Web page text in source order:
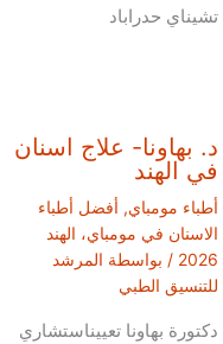
تشيناي حدراباد
د. بهاونا- علاج اسنان
في الهند
أطباء مومباي, أفضل أطباء
الاسنان في مومباي، الهند
2026 / بواسطة المرشد
للتنسيق الطبي
دكتورة بهاونا تعييناستشاري